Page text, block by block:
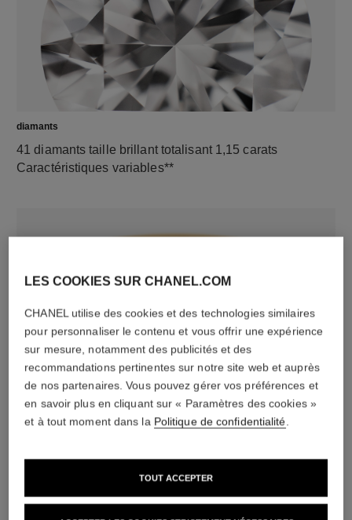
diamants
41 diamants taille brillant totalisant 1,15 carats
Caractéristiques variables**
Or jaune 18 carats
LES COOKIES SUR CHANEL.COM
CHANEL utilise des cookies et des technologies similaires
pour personnaliser le contenu et vous offrir une expérience
sur mesure, notamment des publicités et des
recommandations pertinentes sur notre site web et auprès
de nos partenaires. Vous pouvez gérer vos préférences et
en savoir plus en cliquant sur « Paramètres des cookies »
et à tout moment dans la Politique de confidentialité
TOUT ACCEPTER